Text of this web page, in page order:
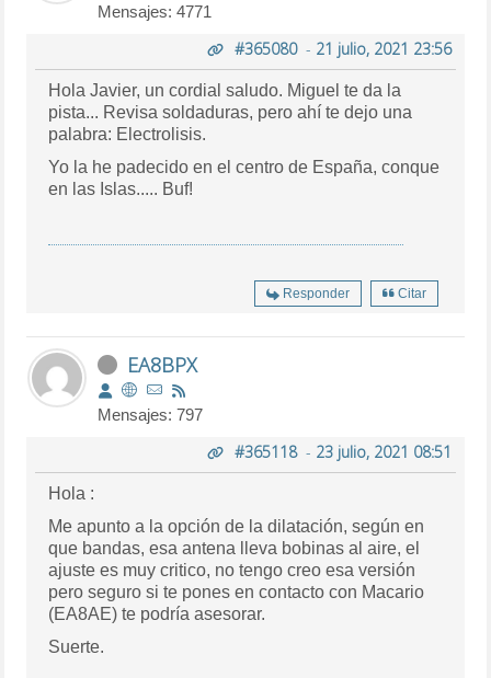
Mensajes: 4771
#365080- 21 julio, 2021 23:56
Hola Javier, un cordial saludo. Miguel te da la
pista... Revisa soldaduras, pero ahí te dejo una
palabra: Electrolisis.
Yo la he padecido en el centro de España, conque
en las Islas..... Buf!
Responder Citar
EA8BPX
Mensajes: 797
#365118- 23 julio, 2021 08:51
Hola :
Me apunto a la opción de la dilatación, según en
que bandas, esa antena lleva bobinas al aire, el
ajuste es muy critico, no tengo creo esa versión
pero seguro si te pones en contacto con Macario
(EA8AE) te podría asesorar.
Suerte.